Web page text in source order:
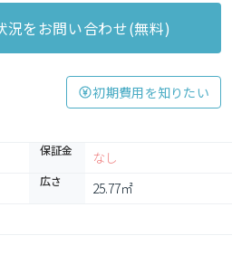
況をお問い合わせ(無料)
初期費用を知りたい
保証金 なし
広さ 25.77㎡